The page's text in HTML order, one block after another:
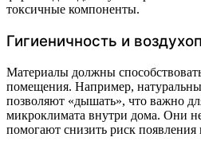
токсичные компоненты.
Гигиеничность и
Материалы должны
помещения. Например,
позволяют «дышать», что важно
микроклимата внутри дома. Они
помогают снизить риск появления